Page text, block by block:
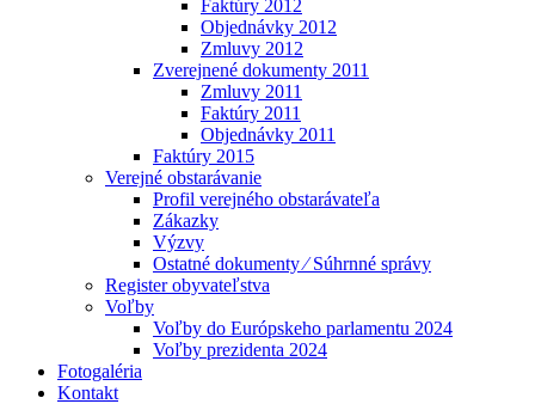
Faktúry 2012
Objednávky 2012
Zmluvy 2012
Zverejnené dokumenty 2011
Zmluvy 2011
Faktúry 2011
Objednávky 2011
Faktúry 2015
Verejné obstarávanie
Profil verejného obstarávateľa
Zákazky
Výzvy
Ostatné dokumenty ⁄ Súhrnné správy
Register obyvateľstva
Voľby
Voľby do Európskeho parlamentu 2024
Voľby prezidenta 2024
Fotogaléria
Kontakt